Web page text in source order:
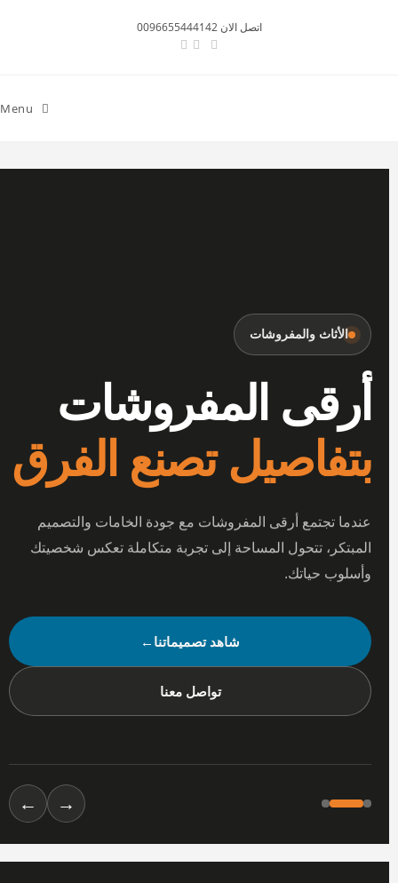
اتصل الان 0096655444142
Menu
الأثاث والمفروشات
أرقى المفروشات
بتفاصيل تصنع الفرق
عندما تجتمع أرقى المفروشات مع جودة الخامات والتصميم
المبتكر، تتحول المساحة إلى تجربة متكاملة تعكس شخصيتك
وأسلوب حياتك.
شاهد تصميماتنا←
تواصل معنا
→
←